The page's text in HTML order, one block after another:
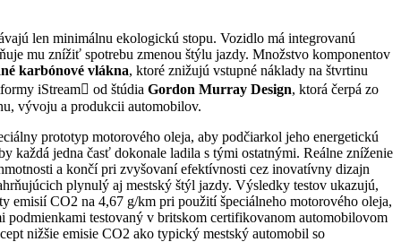
len minimálnu ekologickú stopu. Vozidlo má integrovanú
mu znížiť spotrebu zmenou štýlu jazdy. Množstvo komponentov
karbónové vlákna, ktoré znižujú vstupné náklady na štvrtinu
iStream od štúdia Gordon Murray Design, ktorá čerpá zo
vývoju a produkcii automobilov.
prototyp motorového oleja, aby podčiarkol jeho energetickú
každá jedna časť dokonale ladila s tými ostatnými. Reálne zníženie
a končí pri zvyšovaní efektívnosti cez inovatívny dizajn
plynulý aj mestský štýl jazdy. Výsledky testov ukazujú,
emisií CO2 na 4,67 g/km pri použití špeciálneho motorového oleja,
testovaný v britskom certifikovanom automobilovom
nižšie emisie CO2 ako typický mestský automobil so